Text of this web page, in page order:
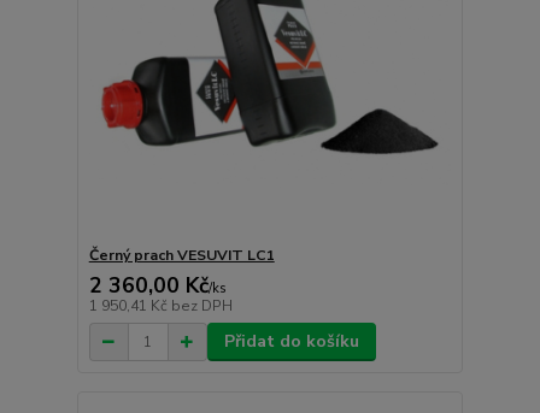
Černý prach VESUVIT LC1
2 360,00 Kč/ks
1 950,41 Kč bez DPH
Přidat do košíku